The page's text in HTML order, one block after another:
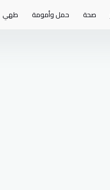
صحة حمل وأمومة طهي